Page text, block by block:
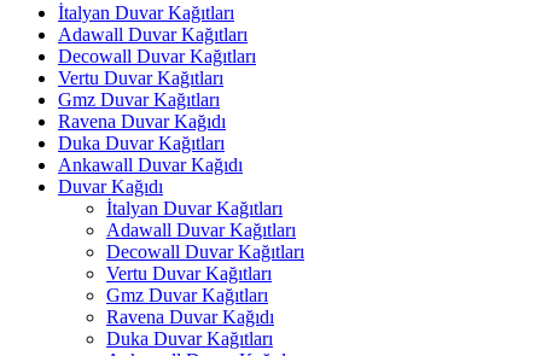
İtalyan Duvar Kağıtları
Adawall Duvar Kağıtları
Decowall Duvar Kağıtları
Vertu Duvar Kağıtları
Gmz Duvar Kağıtları
Ravena Duvar Kağıdı
Duka Duvar Kağıtları
Ankawall Duvar Kağıdı
Duvar Kağıdı
İtalyan Duvar Kağıtları
Adawall Duvar Kağıtları
Decowall Duvar Kağıtları
Vertu Duvar Kağıtları
Gmz Duvar Kağıtları
Ravena Duvar Kağıdı
Duka Duvar Kağıtları